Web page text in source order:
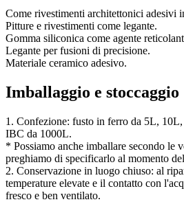
Come rivestimenti architettonici adesivi
Pitture e rivestimenti come legante.
Gomma siliconica come agente
Legante per fusioni di precisione.
Materiale ceramico adesivo.
Imballaggio e stoccaggio
1. Confezione: fusto in ferro da 5L,
IBC da 1000L.
* Possiamo anche imballare secondo le
preghiamo di specificarlo al momento
2. Conservazione in luogo chiuso: al
temperature elevate e il contatto con
fresco e ben ventilato.